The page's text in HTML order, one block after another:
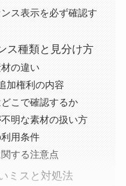
ス表示を必ず確認す
ス種類と見分け方
の違い
加権利の内容
こで確認するか
明な素材の扱い方
用条件
する注意点
ミスと対処法